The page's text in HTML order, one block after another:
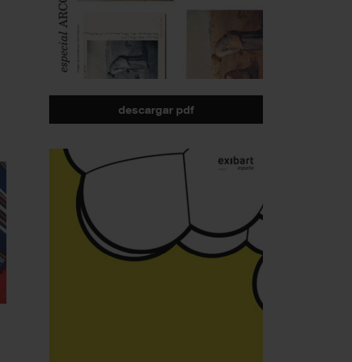
descargar pdf